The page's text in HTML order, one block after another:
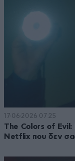
17·06·2026 07:25
The Colors of
Netflix που δεν